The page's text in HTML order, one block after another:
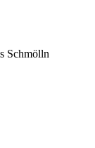
Schmölln